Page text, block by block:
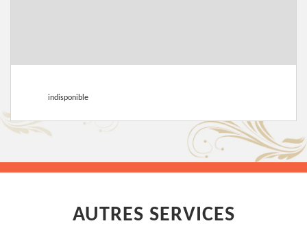
indisponible
AUTRES SERVICES